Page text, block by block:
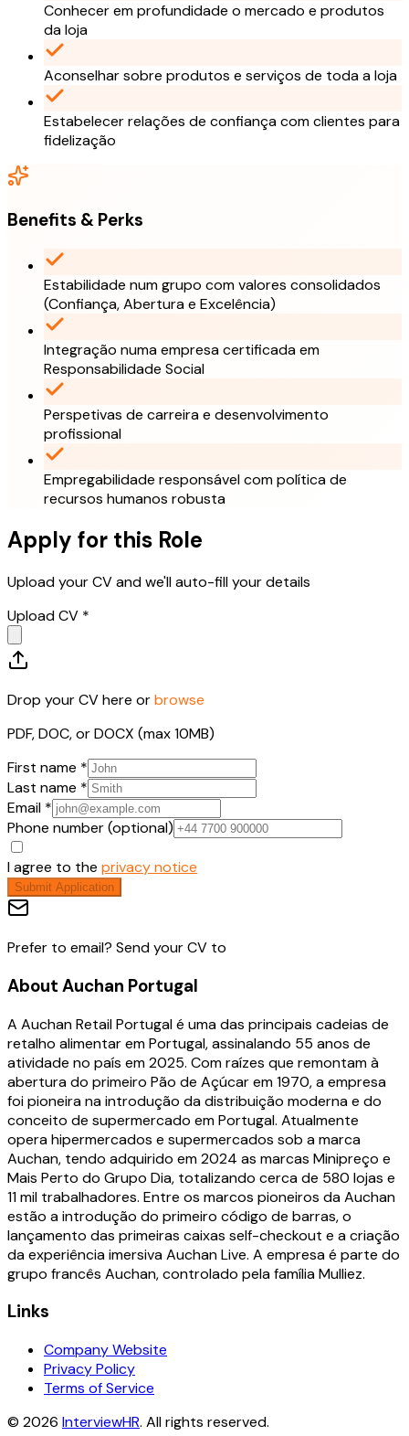
Conhecer em profundidade o mercado e produtos
da loja
Aconselhar sobre produtos e serviços de toda a loja
Estabelecer relações de confiança com clientes para
fidelização
Benefits & Perks
Estabilidade num grupo com valores consolidados
(Confiança, Abertura e Excelência)
Integração numa empresa certificada em
Responsabilidade Social
Perspetivas de carreira e desenvolvimento
profissional
Empregabilidade responsável com política de
recursos humanos robusta
Apply for this Role
Upload your CV and we'll auto-fill your details
Upload CV *
Drop your CV here orbrowse
PDF, DOC, or DOCX (max 10MB)
First name *
Last name *
Email *
Phone number (optional)
I agree to the privacy notice
Submit Application
Prefer to email? Send your CV to
About Auchan Portugal
A Auchan Retail Portugal é uma das principais cadeias de
retalho alimentar em Portugal, assinalando 55 anos de
atividade no país em 2025. Com raízes que remontam à
abertura do primeiro Pão de Açúcar em 1970, a empresa
foi pioneira na introdução da distribuição moderna e do
conceito de supermercado em Portugal. Atualmente
opera hipermercados e supermercados sob a marca
Auchan, tendo adquirido em 2024 as marcas Minipreço e
Mais Perto do Grupo Dia, totalizando cerca de 580 lojas e
11 mil trabalhadores. Entre os marcos pioneiros da Auchan
estão a introdução do primeiro código de barras, o
lançamento das primeiras caixas self-checkout e a criação
da experiência imersiva Auchan Live. A empresa é parte do
grupo francês Auchan, controlado pela família Mulliez.
Links
Company Website
Privacy Policy
Terms of Service
© 2026 InterviewHR. All rights reserved.